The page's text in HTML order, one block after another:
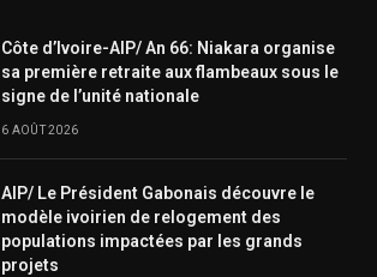
Côte d’Ivoire-AIP/ An 66: Niakara organise
sa première retraite aux flambeaux sous le
signe de l’unité nationale
6 AOÛT 2026
AIP/ Le Président Gabonais découvre le
modèle ivoirien de relogement des
populations impactées par les grands
projets